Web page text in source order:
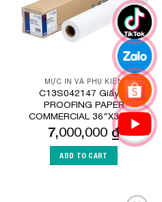
MỰC IN VÀ PHỤ KIỆN
C13S042147 Giấy in
PROOFING PAPER
COMMERCIAL 36″X30.5M
7,000,000 ₫
ADD TO CART